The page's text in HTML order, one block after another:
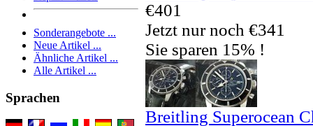
Sonderangebote ...
Neue Artikel ...
Ähnliche Artikel ...
Alle Artikel ...
Sprachen
€401
Jetzt nur noch €341
Sie sparen 15% !
Breitling Superocean